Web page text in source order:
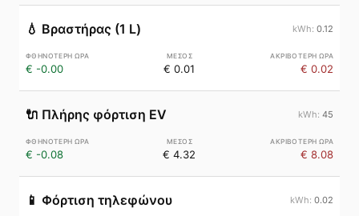
💧 Βραστήρας (1 L) 0.12
€ -0.00 € 0.01 € 0.02
🔌 Πλήρης φόρτιση EV 45
€ -0.08 € 4.32 € 8.08
📱 Φόρτιση τηλεφώνου 0.02